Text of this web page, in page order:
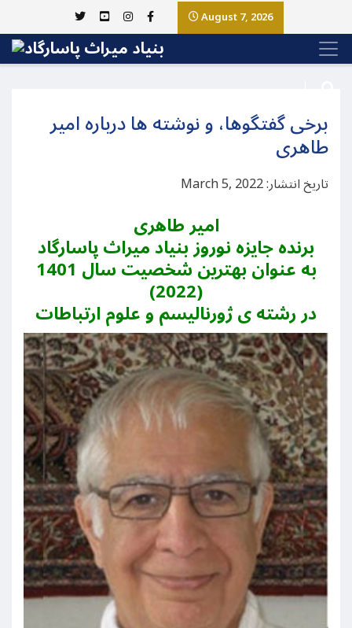
August 7, 2026
برخی گفتگوها، و نوشته ها درباره امیر
طاهری
تاریخ انتشار: March 5, 2022
امیر طاهری
برنده جایزه نوروز بنیاد میراث پاسارگاد
به عنوان بهترین شخصیت سال 1401
(2022)
در رشته ی ژورنالیسم و علوم ارتباطات